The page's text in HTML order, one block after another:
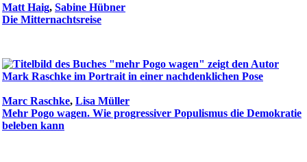
Matt Haig, Sabine Hübner
Die Mitternachtsreise
Marc Raschke, Lisa Müller
Mehr Pogo wagen. Wie progressiver Populismus die Demokratie
beleben kann